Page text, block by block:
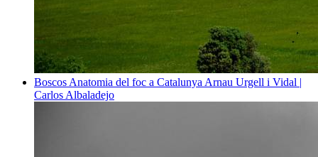
Boscos Anatomia del foc a Catalunya Arnau Urgell i Vidal |
Carlos Albaladejo